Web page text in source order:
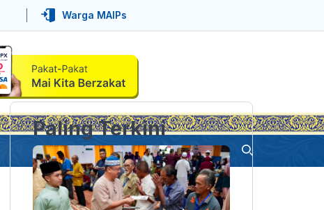
Warga MAIPs
Paling Terkini